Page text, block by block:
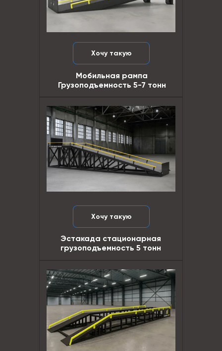
Хочу такую
Эстакада стационарная
грузоподъемность 5 тонн
Хочу такую
Мобильная рампа
Грузоподъемность 5-7 тонн